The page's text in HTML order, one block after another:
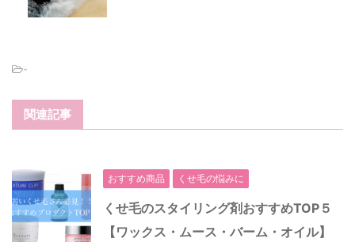
-
関連記事
おすすめ商品 くせ毛の悩みに
くせ毛のスタイリング剤おすすめTOP５
【ワックス・ムース・バーム・オイル】